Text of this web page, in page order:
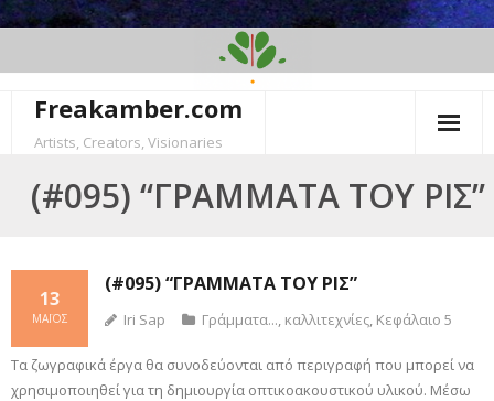
Freakamber.com
Artists, Creators, Visionaries
(#095) “ΓΡΆΜΜΑΤΑ ΤΟΥ ΡΙΣ”
(#095) “ΓΡΆΜΜΑΤΑ ΤΟΥ ΡΙΣ”
13
ΜΆΙΟΣ Iri Sap Γράμματα..., καλλιτεχνίες, Κεφάλαιο 5
Τα ζωγραφικά έργα θα συνοδεύονται από περιγραφή που μπορεί να
χρησιμοποιηθεί για τη δημιουργία οπτικοακουστικού υλικού. Mέσω